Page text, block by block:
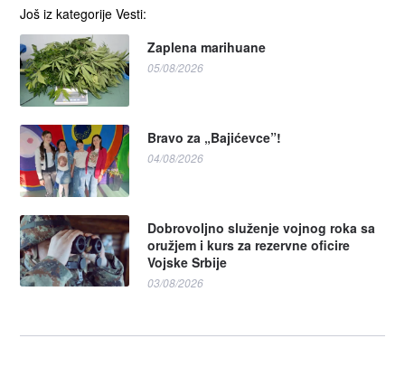
Još iz kategorije Vesti:
Zaplena marihuane
05/08/2026
Bravo za „Bajićevce”!
04/08/2026
Dobrovoljno služenje vojnog roka sa
oružjem i kurs za rezervne oficire
Vojske Srbije
03/08/2026